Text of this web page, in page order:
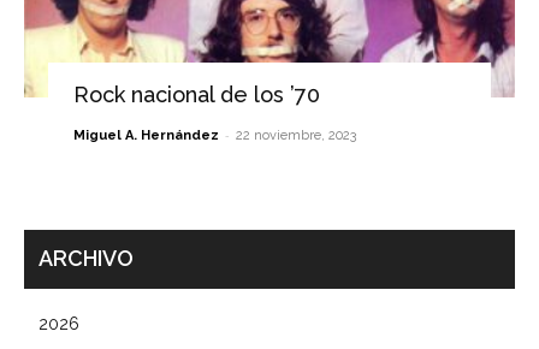
Rock nacional de los ’70
Miguel A. Hernández - 22 noviembre, 2023
ARCHIVO
2026